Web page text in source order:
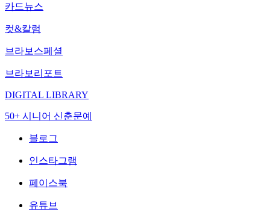
카드뉴스
컷&칼럼
브라보스페셜
브라보리포트
DIGITAL LIBRARY
50+ 시니어 신춘문예
블로그
인스타그램
페이스북
유튜브